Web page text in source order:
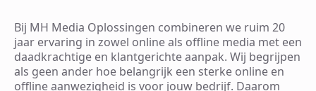
Bij MH Media Oplossingen combineren we ruim 20
jaar ervaring in zowel online als offline media met een
daadkrachtige en klantgerichte aanpak. Wij begrijpen
als geen ander hoe belangrijk een sterke online en
offline aanwezigheid is voor jouw bedrijf. Daarom